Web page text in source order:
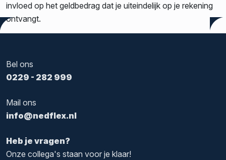
invloed op het geldbedrag dat je uiteindelijk op je rekening
ontvangt.
Heb je vragen?
Onze collega's staan voor je klaar!
Bel ons
0229 - 282 999
Mail ons
info@nedflex.nl